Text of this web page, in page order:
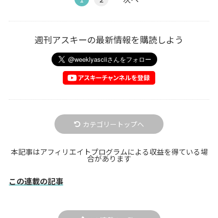
週刊アスキーの最新情報を購読しよう
カテゴリートップへ
本記事はアフィリエイトプログラムによる収益を得ている場
合があります
この連載の記事